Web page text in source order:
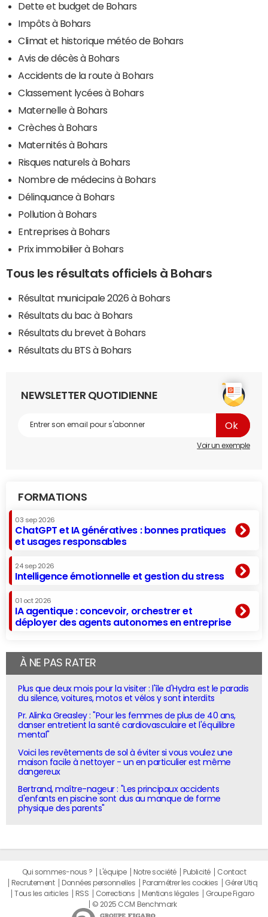
Dette et budget de Bohars
Impôts à Bohars
Climat et historique météo de Bohars
Avis de décès à Bohars
Accidents de la route à Bohars
Classement lycées à Bohars
Maternelle à Bohars
Crèches à Bohars
Maternités à Bohars
Risques naturels à Bohars
Nombre de médecins à Bohars
Délinquance à Bohars
Pollution à Bohars
Entreprises à Bohars
Prix immobilier à Bohars
Tous les résultats officiels à Bohars
Résultat municipale 2026 à Bohars
Résultats du bac à Bohars
Résultats du brevet à Bohars
Résultats du BTS à Bohars
NEWSLETTER QUOTIDIENNE
Voir un exemple
FORMATIONS
03 sep 2026
ChatGPT et IA génératives : bonnes pratiques
et usages responsables
24 sep 2026
Intelligence émotionnelle et gestion du stress
01 oct 2026
IA agentique : concevoir, orchestrer et
déployer des agents autonomes en entreprise
À NE PAS RATER
Plus que deux mois pour la visiter : l'île d'Hydra est le paradis
du silence, voitures, motos et vélos y sont interdits
Pr. Alinka Greasley : "Pour les femmes de plus de 40 ans,
danser entretient la santé cardiovasculaire et l'équilibre
mental"
Voici les revêtements de sol à éviter si vous voulez une
maison facile à nettoyer - un en particulier est même
dangereux
Bertrand, maître-nageur : "Les principaux accidents
d'enfants en piscine sont dus au manque de forme
physique des parents"
Qui sommes-nous ? L'équipe Notre société Publicité
Contact
Recrutement
Données personnelles Paramétrer les cookies
Gérer Utiq
Tous les articles
RSS Corrections Mentions légales
Groupe Figaro
© 2025 CCM Benchmark